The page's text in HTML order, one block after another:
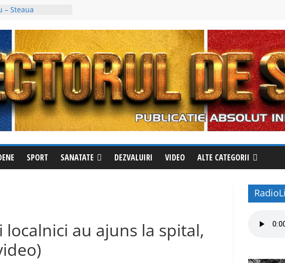
Sunați
– Steaua
trei al Cupei
a fost
deși avea un
împotriva
la Izvoru
pentru a
din oraș
SPORT SANATATE DEZVALUIRI VIDEO ALTE CATEGORII
au ajuns la spital,